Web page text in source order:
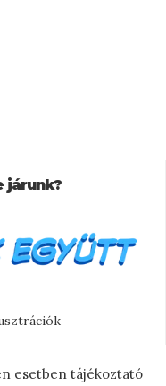
járunk?
esetben tájékoztató